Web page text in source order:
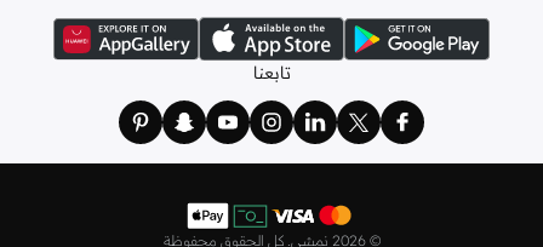
تابعنا
© 2026 نمشي. كل الحقوق محفوظة